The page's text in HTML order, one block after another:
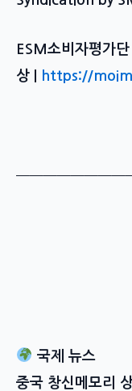
ESM소비자평가
상 |
https://
국제 뉴스
중국 창신메모리